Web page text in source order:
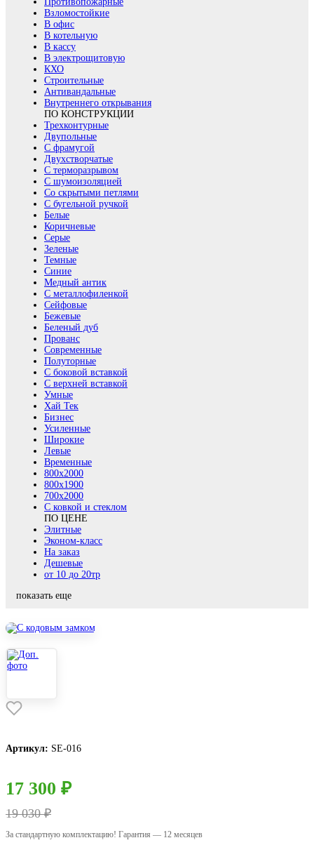
Взломостойкие
В офис
В котельную
В кассу
В электрощитовую
КХО
Строительные
Антивандальные
Внутреннего открывания
ПО КОНСТРУКЦИИ
Трехконтурные
Двупольные
С фрамугой
Двухстворчатые
С терморазрывом
С шумоизоляцией
Со скрытыми петлями
С бугельной ручкой
Белые
Коричневые
Серые
Зеленые
Темные
Синие
Медный антик
С металлофиленкой
Сейфовые
Бежевые
Беленый дуб
Прованс
Современные
Полуторные
С боковой вставкой
С верхней вставкой
Умные
Хай Тек
Бизнес
Усиленные
Широкие
Левые
Временные
800х2000
800x1900
700x2000
С ковкой и стеклом
ПО ЦЕНЕ
Элитные
Эконом-класс
На заказ
Дешевые
от 10 до 20тр
показать еще
Артикул: SE-016
17 300 ₽
19 030 ₽
За стандартную комплектацию! Гарантия — 12 месяцев